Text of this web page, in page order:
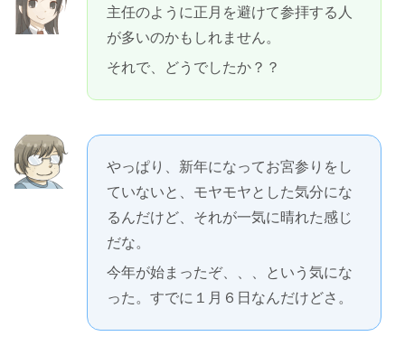
主任のように正月を避けて参拝する人
が多いのかもしれません。
それで、どうでしたか？？
やっぱり、新年になってお宮参りをし
ていないと、モヤモヤとした気分にな
るんだけど、それが一気に晴れた感じ
だな。
今年が始まったぞ、、、という気にな
った。すでに１月６日なんだけどさ。